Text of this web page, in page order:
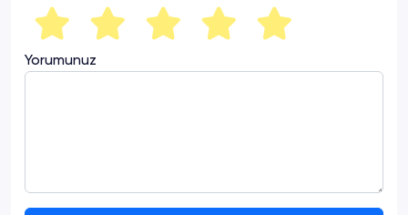
Yorumunuz